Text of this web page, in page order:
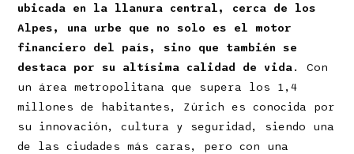
ubicada en la llanura central, cerca de los
Alpes, una urbe que no solo es el motor
financiero del país, sino que también se
destaca por su altísima calidad de vida. Con
un área metropolitana que supera los 1,4
millones de habitantes, Zúrich es conocida por
su innovación, cultura y seguridad, siendo una
de las ciudades más caras, pero con una